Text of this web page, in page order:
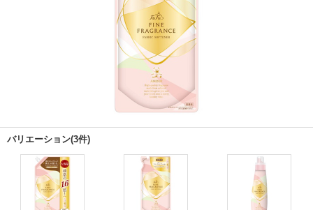
バリエーション(3件)